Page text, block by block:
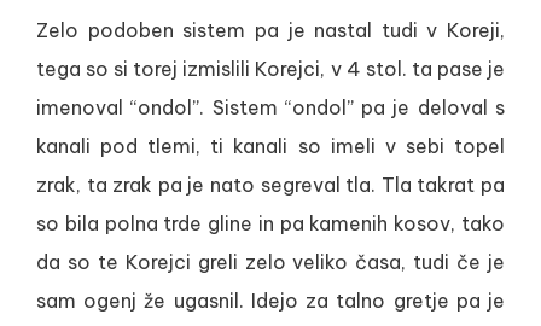
Zelo podoben sistem pa je nastal tudi v Koreji,
tega so si torej izmislili Korejci, v 4 stol. ta pase je
imenoval “ondol”. Sistem “ondol” pa je deloval s
kanali pod tlemi, ti kanali so imeli v sebi topel
zrak, ta zrak pa je nato segreval tla. Tla takrat pa
so bila polna trde gline in pa kamenih kosov, tako
da so te Korejci greli zelo veliko časa, tudi če je
sam ogenj že ugasnil. Idejo za talno gretje pa je